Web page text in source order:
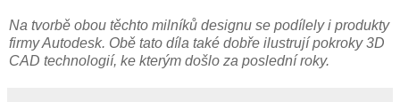
Na tvorbě obou těchto milníků designu se podílely i produkty
firmy Autodesk. Obě tato díla také dobře ilustrují pokroky 3D
CAD technologií, ke kterým došlo za poslední roky.